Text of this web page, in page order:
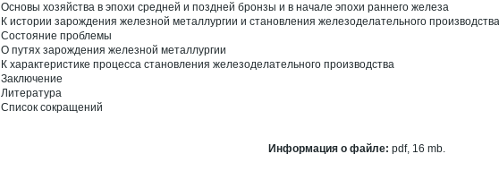
Основы хозяйства в эпохи средней и поздней бронзы и в начале эпохи раннего железа
К истории зарождения железной металлургии и становления железоделательного производства
Состояние проблемы
О путях зарождения железной металлургии
К характеристике процесса становления железоделательного производства
Заключение
Литература
Список сокращений
Информация о файле: pdf, 16 mb.